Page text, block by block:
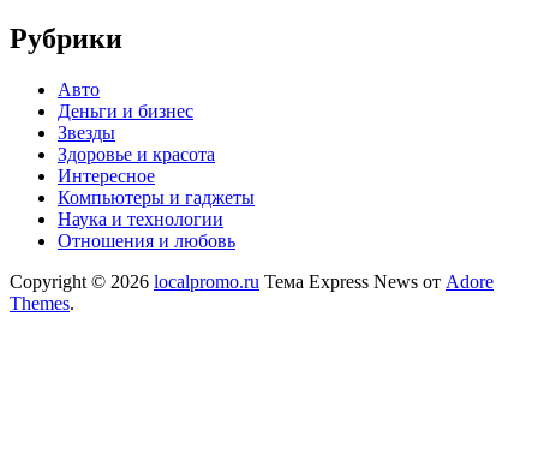
Рубрики
Авто
Деньги и бизнес
Звезды
Здоровье и красота
Интересное
Компьютеры и гаджеты
Наука и технологии
Отношения и любовь
Copyright © 2026 localpromo.ru Тема Express News от Adore
Themes.